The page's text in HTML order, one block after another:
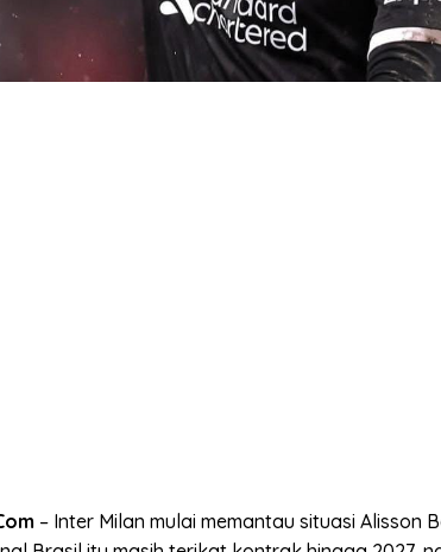
– Inter Milan mulai memantau situasi Alisson